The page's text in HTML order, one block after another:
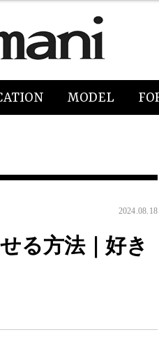
MODEL
2024.08.18
る方法｜好き